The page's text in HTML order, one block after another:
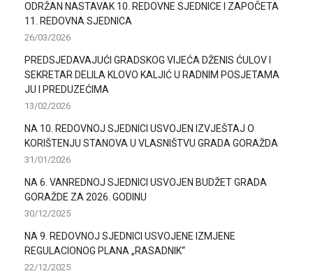
ODRŽAN NASTAVAK 10. REDOVNE SJEDNICE I ZAPOČETA
11. REDOVNA SJEDNICA
26/03/2026
PREDSJEDAVAJUĆI GRADSKOG VIJEĆA DŽENIS ĆULOV I
SEKRETAR DELILA KLOVO KALJIĆ U RADNIM POSJETAMA
JU I PREDUZEĆIMA
13/02/2026
NA 10. REDOVNOJ SJEDNICI USVOJEN IZVJEŠTAJ O
KORIŠTENJU STANOVA U VLASNIŠTVU GRADA GORAŽDA
31/01/2026
NA 6. VANREDNOJ SJEDNICI USVOJEN BUDŽET GRADA
GORAŽDE ZA 2026. GODINU
30/12/2025
NA 9. REDOVNOJ SJEDNICI USVOJENE IZMJENE
REGULACIONOG PLANA „RASADNIK“
22/12/2025